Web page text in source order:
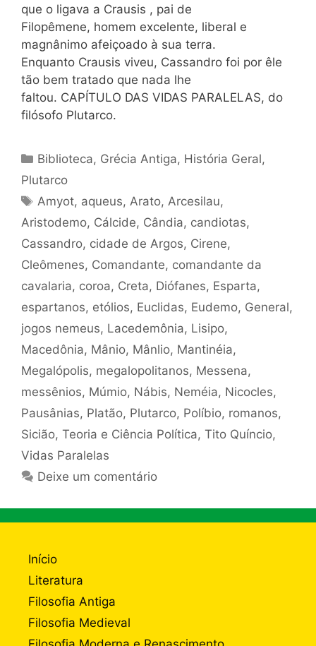
que o ligava a Crausis , pai de
Filopêmene, homem excelente, liberal e
magnânimo afeiçoado à sua terra.
Enquanto Crausis viveu, Cassandro foi por êle
tão bem tratado que nada lhe
faltou. CAPÍTULO DAS VIDAS PARALELAS, do
filósofo Plutarco.
Categorias
Biblioteca, Grécia Antiga, História Geral,
Plutarco
Tags
Amyot, aqueus,Arato,Arcesilau,
Aristodemo, Cálcide, Cândia, candiotas,
Cassandro, cidade de Argos, Cirene,
Cleômenes, Comandante, comandante da
cavalaria, coroa, Creta, Diófanes, Esparta,
espartanos, etólios, Euclidas, Eudemo, General,
jogos nemeus, Lacedemônia, Lisipo,
Macedônia, Mânio, Mânlio, Mantinéia,
Megalópolis, megalopolitanos, Messena,
messênios, Múmio, Nábis, Neméia, Nicocles,
Pausânias, Platão, Plutarco, Políbio, romanos,
Sicião, Teoria e Ciência Política, Tito Quíncio,
Vidas Paralelas
Deixe um comentário
Início
Literatura
Filosofia Antiga
Filosofia Medieval